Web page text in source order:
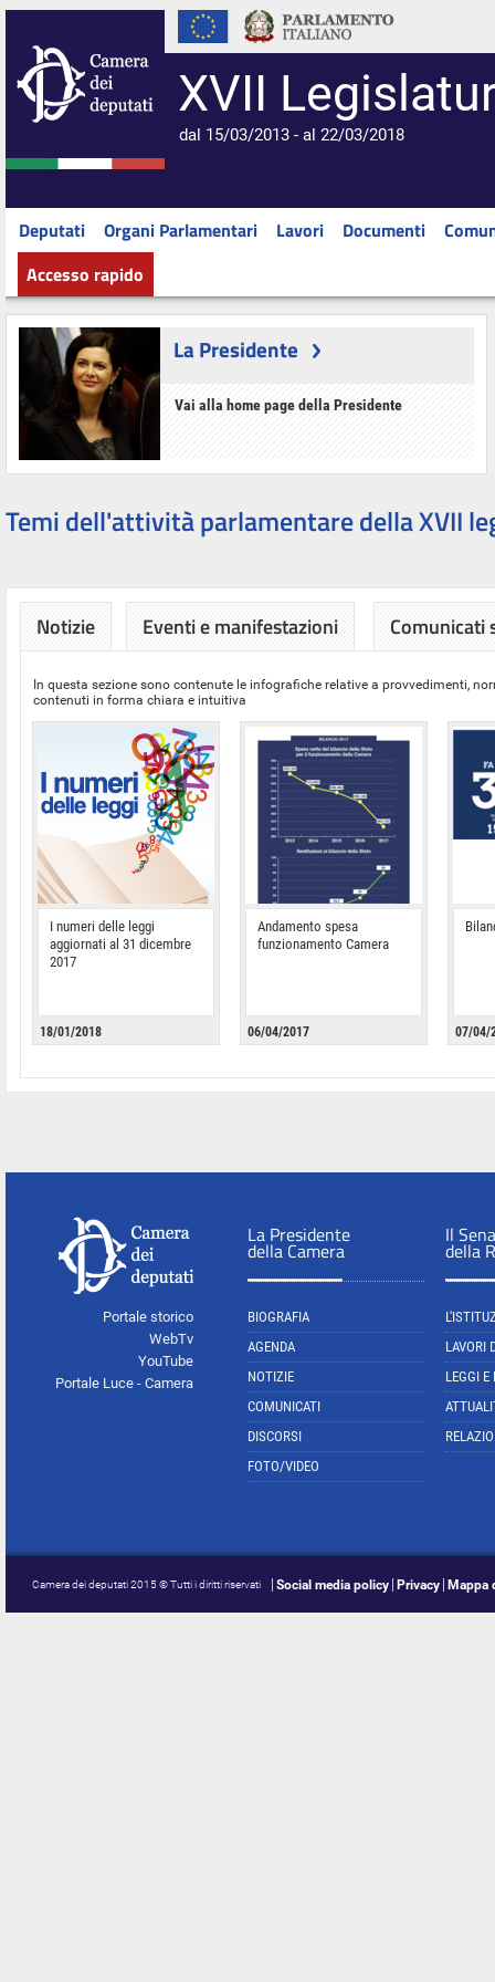
XVII
dal 15/03/2013 - al 22/03/2018
Deputati Organi Parlamentari Lavori Documenti
Accesso rapido
La Presidente
Vai alla home page della Presidente
Temi dell'attività parlamentare della XVII
Notizie Eventi e manifestazioni Comunicati
In questa sezione sono contenute le infografiche relative a provvedimenti,
contenuti in forma chiara e intuitiva
I numeri delle leggi
aggiornati al 31 dicembre
2017
18/01/2018
Andamento spesa
funzionamento Camera
06/04/2017 07/04/
Portale storico
WebTv
YouTube
Portale Luce - Camera
La Presidente
della Camera
BIOGRAFIA
AGENDA
NOTIZIE
COMUNICATI
DISCORSI
FOTO/VIDEO
Il
della
LAVORI
LEGGI E
Camera dei deputati 2015 © Tutti i diritti riservati Social media policy Privacy Mappa